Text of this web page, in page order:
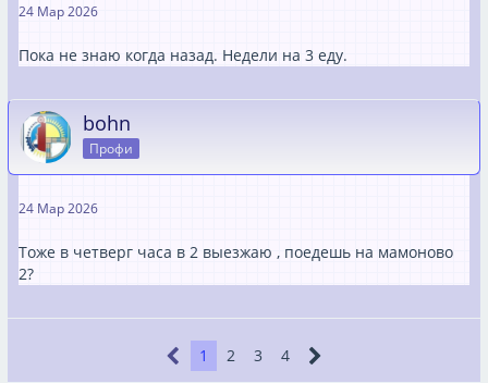
24 Мар 2026
Пока не знаю когда назад. Недели на 3 еду.
bohn
Профи
24 Мар 2026
Тоже в четверг часа в 2 выезжаю , поедешь на мамоново
2?
1 2 3 4